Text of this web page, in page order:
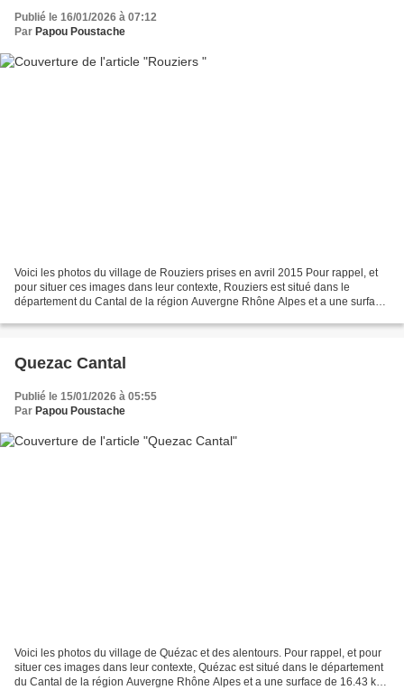
Publié le 16/01/2026 à 07:12
Par Papou Poustache
Voici les photos du village de Rouziers prises en avril 2015 Pour rappel, et
pour situer ces images dans leur contexte, Rouziers est situé dans le
département du Cantal de la région Auvergne Rhône Alpes et a une surface
Quezac Cantal
Publié le 15/01/2026 à 05:55
Par Papou Poustache
Voici les photos du village de Quézac et des alentours. Pour rappel, et pour
situer ces images dans leur contexte, Quézac est situé dans le département
du Cantal de la région Auvergne Rhône Alpes et a une surface de 16.43 km